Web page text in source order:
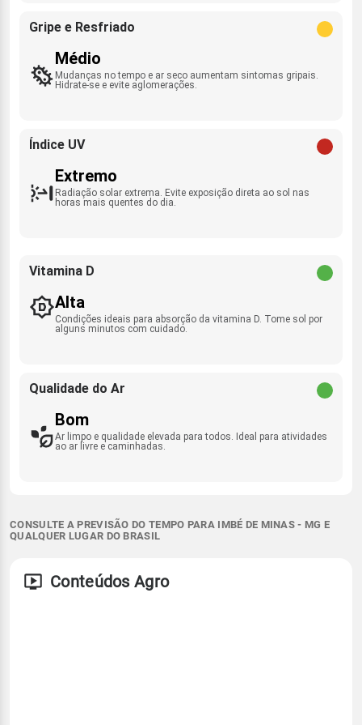
Gripe e Resfriado
Médio
Mudanças no tempo e ar seco aumentam sintomas gripais.
Hidrate-se e evite aglomerações.
Índice UV
Extremo
Radiação solar extrema. Evite exposição direta ao sol nas
horas mais quentes do dia.
Vitamina D
Alta
Condições ideais para absorção da vitamina D. Tome sol por
alguns minutos com cuidado.
Qualidade do Ar
Bom
Ar limpo e qualidade elevada para todos. Ideal para atividades
ao ar livre e caminhadas.
CONSULTE A PREVISÃO DO TEMPO PARA IMBÉ DE MINAS - MG E
QUALQUER LUGAR DO BRASIL
Conteúdos Agro